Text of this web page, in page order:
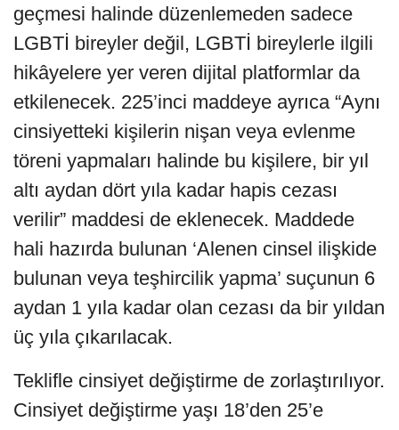
geçmesi halinde düzenlemeden sadece
LGBTİ bireyler değil, LGBTİ bireylerle ilgili
hikâyelere yer veren dijital platformlar da
etkilenecek. 225’inci maddeye ayrıca “Aynı
cinsiyetteki kişilerin nişan veya evlenme
töreni yapmaları halinde bu kişilere, bir yıl
altı aydan dört yıla kadar hapis cezası
verilir” maddesi de eklenecek. Maddede
hali hazırda bulunan ‘Alenen cinsel ilişkide
bulunan veya teşhircilik yapma’ suçunun 6
aydan 1 yıla kadar olan cezası da bir yıldan
üç yıla çıkarılacak.
Teklifle cinsiyet değiştirme de zorlaştırılıyor.
Cinsiyet değiştirme yaşı 18’den 25’e